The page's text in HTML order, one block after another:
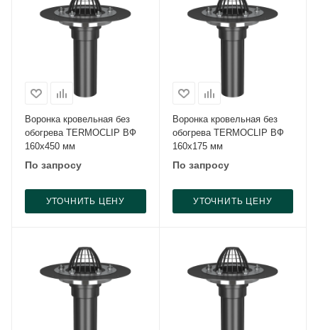
Воронка кровельная без
обогрева TERMOCLIP ВФ
160х450 мм
По запросу
УТОЧНИТЬ ЦЕНУ
Воронка кровельная без
обогрева TERMOCLIP ВФ
160х175 мм
По запросу
УТОЧНИТЬ ЦЕНУ